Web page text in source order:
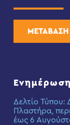
ΜΕΤΑΒΑΣΗ
Ενημέρωση
Δελτίο Τύπου:
Πλαστήρα,
έως 6